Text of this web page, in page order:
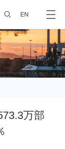
EN
万部